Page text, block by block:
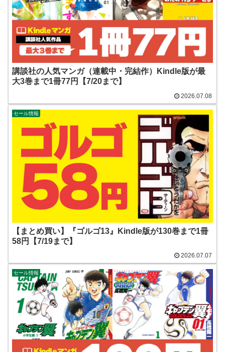
講談社の人気マンガ（連載中・完結作）Kindle版が最
大3巻まで1冊77円【7/20まで】
2026.07.08
セール情報
【まとめ買い】『ゴルゴ13』Kindle版が130巻まで1冊
58円【7/19まで】
2026.07.07
セール情報